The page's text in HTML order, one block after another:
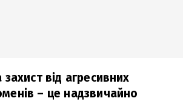
захист від агресивних
– це надзвичайно